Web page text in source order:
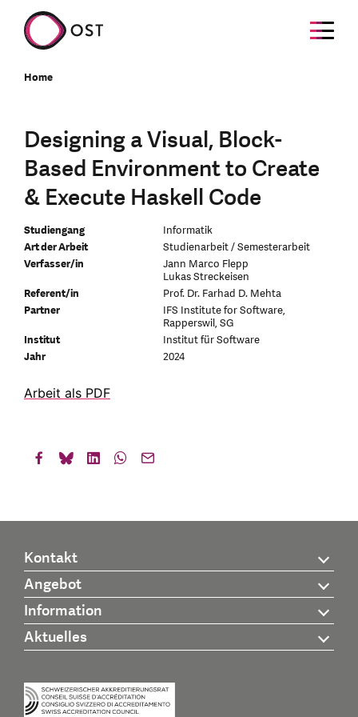
Home
Designing a Visual, Block-
Based Environment to Create
& Execute Haskell Code
Studiengang
Informatik
Art der Arbeit
Studienarbeit / Semesterarbeit
Verfasser/in
Jann Marco Flepp
Lukas Streckeisen
Referent/in
Prof. Dr. Farhad D. Mehta
Partner
IFS Institute for Software,
Rapperswil, SG
Institut
Institut für Software
Jahr
2024
Arbeit als PDF
Kontakt
Angebot
Information
Aktuelles